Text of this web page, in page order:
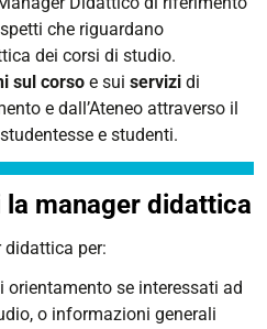
che riguardano
dei corsi di studio.
sul corso e sui servizi di
e dall’Ateneo attraverso il
e studenti.
manager didattica
per:
orientamento se interessati ad
o informazioni generali